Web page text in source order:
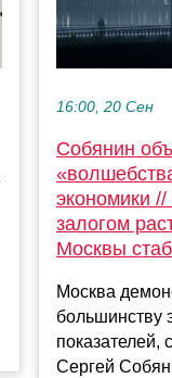
16:00, 20 Сен
Собянин
экономики
залогом
Москвы
Москва
большинству
показателей,
Сергей